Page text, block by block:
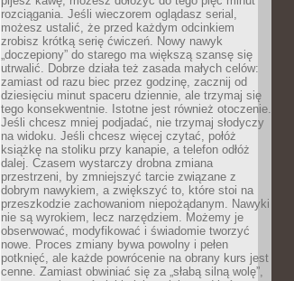
rozciągania. Jeśli wieczorem oglądasz serial,
możesz ustalić, że przed każdym odcinkiem
zrobisz krótką serię ćwiczeń. Nowy nawyk
„doczepiony” do starego ma większą szansę się
utrwalić. Dobrze działa też zasada małych celów:
zamiast od razu biec przez godzinę, zacznij od
dziesięciu minut spaceru dziennie, ale trzymaj się
tego konsekwentnie. Istotne jest również otoczenie.
Jeśli chcesz mniej podjadać, nie trzymaj słodyczy
na widoku. Jeśli chcesz więcej czytać, połóż
książkę na stoliku przy kanapie, a telefon odłóż
dalej. Czasem wystarczy drobna zmiana
przestrzeni, by zmniejszyć tarcie związane z
dobrym nawykiem, a zwiększyć to, które stoi na
przeszkodzie zachowaniom niepożądanym. Nawyki
nie są wyrokiem, lecz narzędziem. Możemy je
obserwować, modyfikować i świadomie tworzyć
nowe. Proces zmiany bywa powolny i pełen
potknięć, ale każde powrócenie na obrany kurs jest
cenne. Zamiast obwiniać się za „słabą silną wolę”,